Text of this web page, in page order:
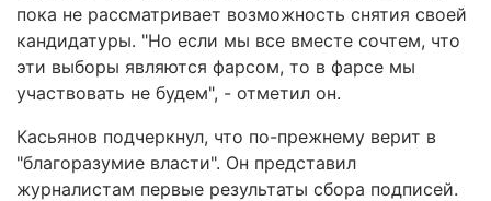
пока не рассматривает возможность снятия своей
кандидатуры. "Но если мы все вместе сочтем, что
эти выборы являются фарсом, то в фарсе мы
участвовать не будем", - отметил он.
Касьянов подчеркнул, что по-прежнему верит в
"благоразумие власти". Он представил
журналистам первые результаты сбора подписей.